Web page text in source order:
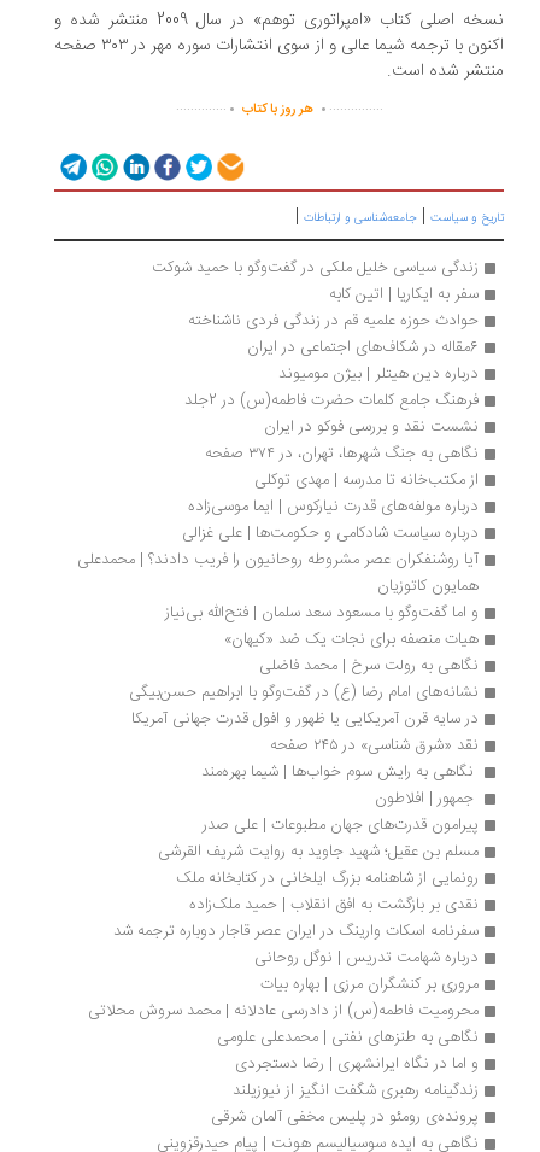
نسخه اصلی کتاب «امپراتوری توهم» در سال 2009 منتشر شده و
اکنون با ترجمه شیما عالی و از سوی انتشارات سوره مهر در ۳۰۳ صفحه
شده است.
...............
. هر روز با کتاب .
..............
و سیاست |جامعه‌شناسی و ارتباطات |
زندگی سیاسی خلیل ملکی در گفت‌وگو با حمید شوکت
سفر به ایکاریا | اتین کابه
حوادث حوزه علمیه قم در زندگی فردی ناشناخته
درباره دین هیتلر | بیژن مومیوند
فرهنگ جامع کلمات حضرت فاطمه(س) در 2جلد
نشست نقد و بررسی فوکو در ایران
نگاهی به جنگ شهرها، تهران، در ۳۷۴ صفحه
از مکتب‌خانه تا مدرسه | مهدی توکلی
درباره مولفه‌های قدرت نیارکوس | ایما موسی‌زاده
درباره سیاست شادکامی و حکومت‌ها | علی غزالی
آیا روشنفکران عصر مشروطه روحانیون را فریب دادند؟ | محمدعلی
همایون کاتوزیان
و اما گفت‌وگو با مسعود سعد سلمان | فتح‌الله بی‌نیاز
هیات منصفه برای نجات یک ضد «کیهان»
نگاهی به رولت سرخ | محمد فاضلی
نشانه‌های امام رضا (ع) در گفت‌وگو با ابراهیم حسن‌بیگی
در سایه قرن آمریکایی یا ظهور و افول قدرت جهانی آمریکا
نقد «شرق شناسی» در ۲۴۵ صفحه
نگاهی به رایش سوم خواب‌ها | شیما بهره‌مند
جمهور | افلاطون
پیرامون قدرت‌های جهان مطبوعات | علی صدر
مسلم بن عقیل؛ شهید جاوید به روایت شریف القرشی
رونمایی از شاهنامه بزرگ ایلخانی در کتابخانه ملک
نقدی بر بازگشت به افق انقلاب | حمید ملک‌زاده
سفرنامه اسکات وارینگ در ایران عصر قاجار دوباره ترجمه شد
درباره شهامت تدریس | نوگل روحانی
مروری بر کنشگران مرزی | بهاره بیات
محرومیت فاطمه(س) از دادرسی عادلانه | محمد سروش محلاتی
نگاهی به طنزهای نفتی | محمدعلی علومی
و اما در نگاه ایرانشهری | رضا دستجردی
زندگینامه رهبری شگفت انگیز از نیوزیلند
پرونده‌ی رومئو در پلیس مخفی آلمان شرقی
نگاهی به ایده سوسیالیسم هونت | پیام حیدرقزوینی